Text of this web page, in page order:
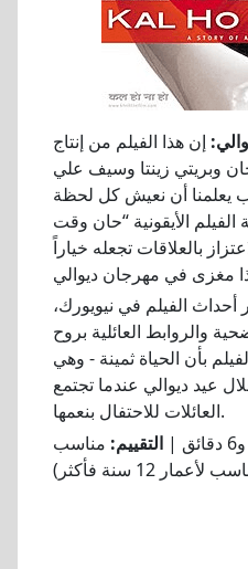
إن هذا الفيلم من إنتاج
وبريتي زينتا وسيف علي
يعلمنا أن نعيش كل لحظة
الأيقونية “حان وقت
بالعلاقات تجعله خياراً
أحداث الفيلم في نيويورك،
والروابط العائلية بروح
بأن الحياة ثمينة - وهي
عيد ديوالي عندما تجتمع
العائلات للاحتفال بنعمها.
التقييم: مناسب
12 سنة فأكثر)